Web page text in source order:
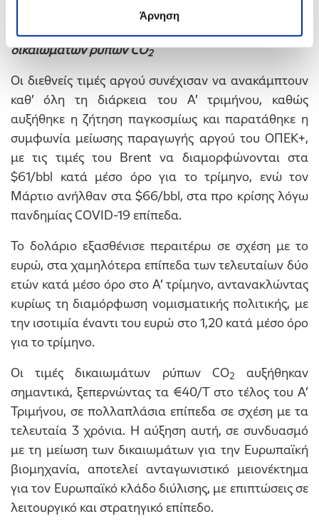
Άρνηση
Αύξηση τιμών αργού και μεταβλητότητα
περιθωρίων διύλισης. Περαιτέρω αύξηση τιμών
δικαιωμάτων ρύπωνCO2
Οι διεθνείς τιμές αργού συνέχισαν να ανακάμπτουν
καθ’ όλη τη διάρκεια του Α’ τριμήνου, καθώς
αυξήθηκε η ζήτηση παγκοσμίως και παρατάθηκε η
συμφωνία μείωσης παραγωγής αργού του ΟΠΕΚ+,
με τις τιμές του Brent να διαμορφώνονται στα
$61/bbl κατά μέσο όρο για το τρίμηνο, ενώ τον
Μάρτιο ανήλθαν στα $66/bbl, στα προ κρίσης λόγω
πανδημίας COVID-19 επίπεδα.
Το δολάριο εξασθένισε περαιτέρω σε σχέση με το
ευρώ, στα χαμηλότερα επίπεδα των τελευταίων δύο
ετών κατά μέσο όρο στο Α’ τρίμηνο, αντανακλώντας
κυρίως τη διαμόρφωση νομισματικής πολιτικής, με
την ισοτιμία έναντι του ευρώ στο 1,20 κατά μέσο όρο
για το τρίμηνο.
Οι τιμές δικαιωμάτων ρύπων CO2
αυξήθηκαν
σημαντικά, ξεπερνώντας τα €40/Τ στο τέλος του Α’
Τριμήνου, σε πολλαπλάσια επίπεδα σε σχέση με τα
τελευταία 3 χρόνια. Η αύξηση αυτή, σε συνδυασμό
με τη μείωση των δικαιωμάτων για την Ευρωπαϊκή
βιομηχανία, αποτελεί ανταγωνιστικό μειονέκτημα
για τον Ευρωπαϊκό κλάδο διύλισης, με επιπτώσεις σε
λειτουργικό και στρατηγικό επίπεδο.